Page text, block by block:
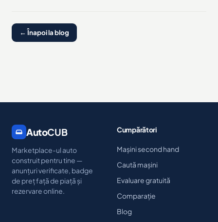
← Înapoi la blog
AutoCUB
Marketplace-ul auto
construit pentru tine —
anunțuri verificate, badge
de preț față de piață și
rezervare online.
Cumpărători
Mașini second hand
Caută mașini
Evaluare gratuită
Comparație
Blog